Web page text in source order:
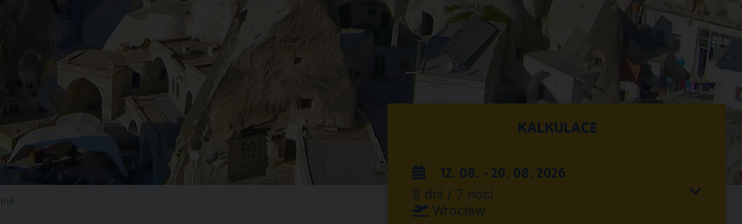
KALKULACE
12. 08. - 20. 08. 2026
8 dní / 7 nocí
Wrocław